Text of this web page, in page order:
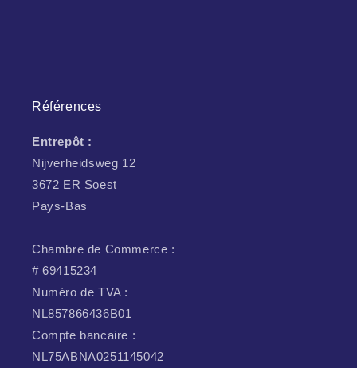
Références
Entrepôt :
Nijverheidsweg 12
3672 ER Soest
Pays-Bas
Chambre de Commerce :
# 69415234
Numéro de TVA :
NL857866436B01
Compte bancaire :
NL75ABNA0251145042